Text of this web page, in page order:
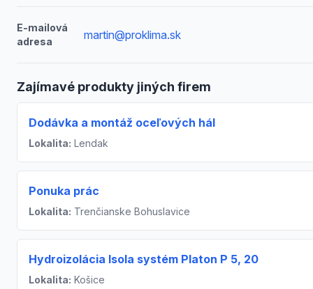
E-mailová
adresa
martin@proklima.sk
Zajímavé produkty jiných firem
Dodávka a montáž oceľových hál
Lokalita: Lendak
Ponuka prác
Lokalita: Trenčianske Bohuslavice
Hydroizolácia Isola systém Platon P 5, 20
Lokalita: Košice